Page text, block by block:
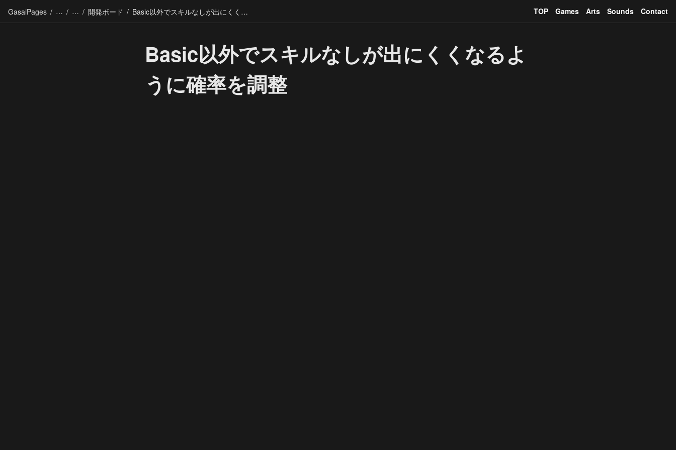
GasaiPages / / / 開発ボード / Basic以外でスキルなしが出にくくなるように確率を調整 TOP Games Arts Sounds Contact
Basic以外でスキルなしが出にくくなるよ
うに確率を調整